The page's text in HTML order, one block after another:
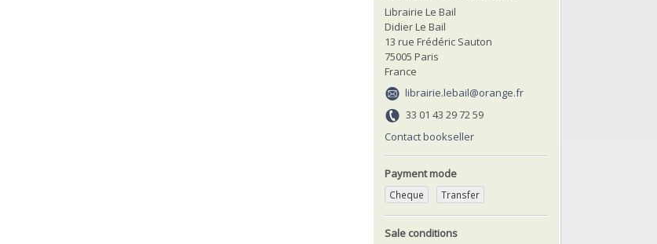
Librairie Le Bail
Didier Le Bail
13 rue Frédéric Sauton
75005 Paris
France
librairie.lebail@orange.fr
33 01 43 29 72 59
Contact bookseller
Payment mode
Cheque Transfer
Sale conditions